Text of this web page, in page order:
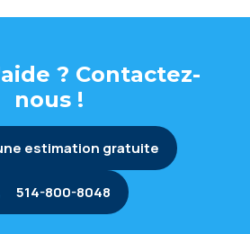
? Contactez-
nous !
estimation gratuite
514-800-8048